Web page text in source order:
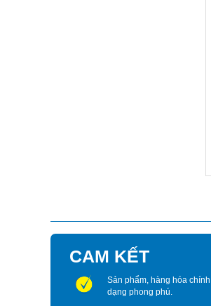
CAM KẾT
Sản phẩm, hàng hóa
dạng phong phú.